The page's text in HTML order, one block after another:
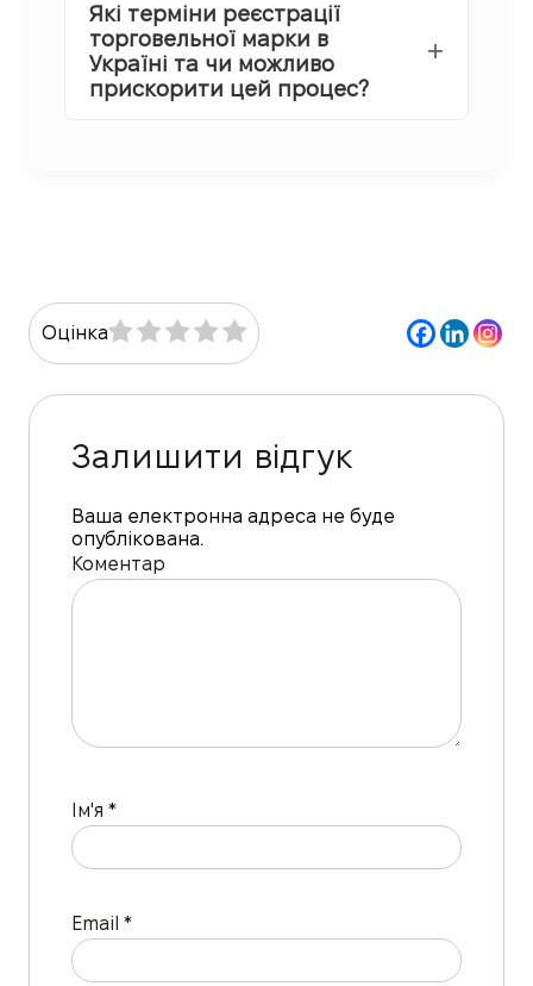
Які терміни реєстрації
торговельної марки в
Україні та чи можливо
прискорити цей процес?
Оцінка
Залишити відгук
Ваша електронна адреса не буде
опублікована.
Коментар
Ім'я *
Email *